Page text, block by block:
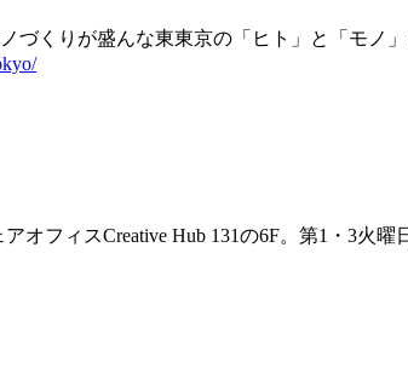
づくりが盛んな東東京の「ヒト」と「モノ
フィスCreative Hub 131の6F。第1・3火曜